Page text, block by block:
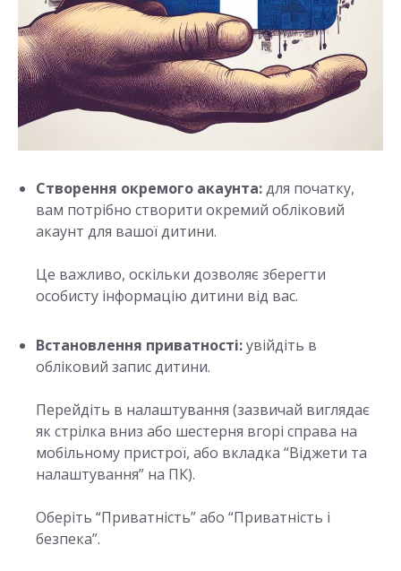
Створення окремого акаунта:для початку,
вам потрібно створити окремий обліковий
акаунт для вашої дитини.
Це важливо, оскільки дозволяє зберегти
особисту інформацію дитини від вас.
Встановлення приватності:увійдіть в
обліковий запис дитини.
Перейдіть в налаштування (зазвичай виглядає
як стрілка вниз або шестерня вгорі справа на
мобільному пристрої, або вкладка “Віджети та
налаштування” на ПК).
Оберіть “Приватність” або “Приватність і
безпека”.